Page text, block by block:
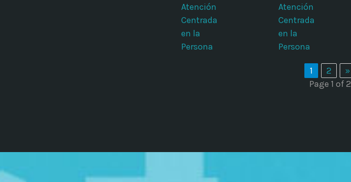
Atención
Centrada
en la
Persona
Atención
Centrada
en la
Persona
1 2
»
Page 1 of 2